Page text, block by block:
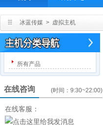
冰蓝传媒 > 虚拟主机
所有产品
在线咨询 (时间：9:30~22:00)
在线客服：